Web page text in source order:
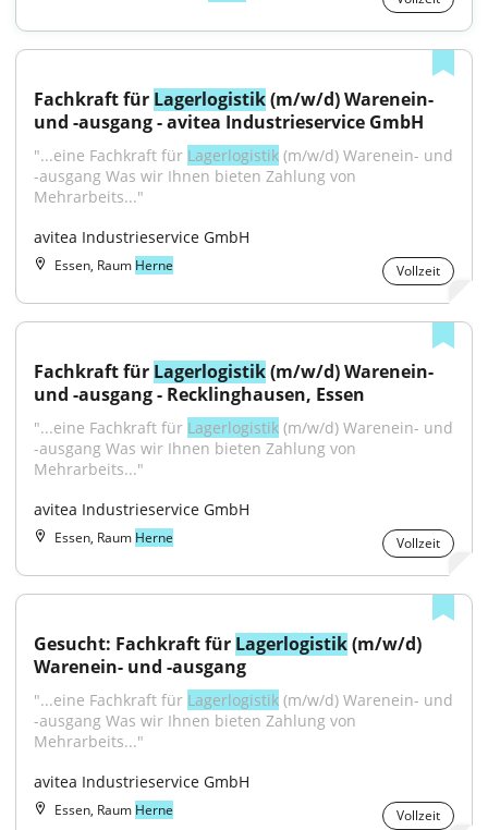
Fachkraft für Lagerlogistik (m/w/d) Warenein-
und -ausgang - avitea Industrieservice GmbH
"...eine Fachkraft für Lagerlogistik (m/w/d) Warenein- und
-ausgang Was wir Ihnen bieten Zahlung von
Mehrarbeits..."
avitea Industrieservice GmbH
Essen, Raum Herne Vollzeit
Fachkraft für Lagerlogistik (m/w/d) Warenein-
und -ausgang - Recklinghausen, Essen
"...eine Fachkraft für Lagerlogistik (m/w/d) Warenein- und
-ausgang Was wir Ihnen bieten Zahlung von
Mehrarbeits..."
avitea Industrieservice GmbH
Essen, Raum Herne Vollzeit
Gesucht: Fachkraft für Lagerlogistik (m/w/d)
Warenein- und -ausgang
"...eine Fachkraft für Lagerlogistik (m/w/d) Warenein- und
-ausgang Was wir Ihnen bieten Zahlung von
Mehrarbeits..."
avitea Industrieservice GmbH
Essen, Raum Herne Vollzeit